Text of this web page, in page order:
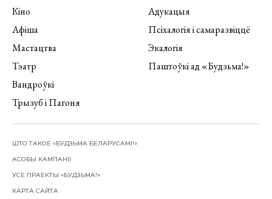
Кіно
Афіша
Мастацтва
Тэатр
Вандроўкі
Трызуб і Пагоня
Адукацыя
Псіхалогія і самаразвіццё
Экалогія
Паштоўкі ад «Будзьма!»
ШТО ТАКОЕ «БУДЗЬМА БЕЛАРУСАМІ!»
АСОБЫ КАМПАНІІ
УСЕ ПРАЕКТЫ «БУДЗЬМА!»
КАРТА САЙТА